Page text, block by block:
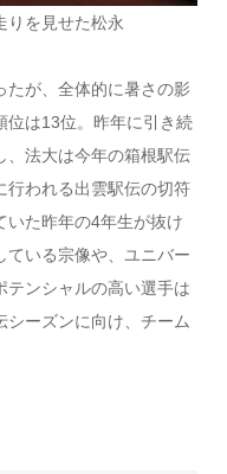
りを見せた松永
たが、全体的に暑さの影
位は13位。昨年に引き続
、法大は今年の箱根駅伝
行われる出雲駅伝の切符
いた昨年の4年生が抜け
ている宗像や、ユニバー
テンシャルの高い選手は
シーズンに向け、チーム